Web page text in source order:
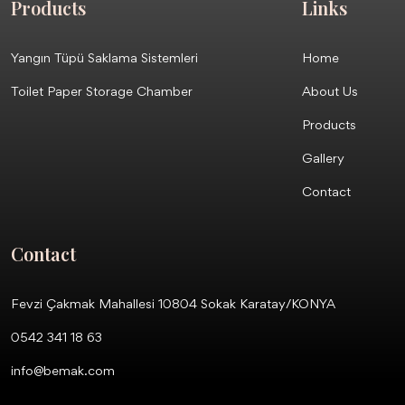
Products
Yangın Tüpü Saklama Sistemleri
Toilet Paper Storage Chamber
Links
Home
About Us
Products
Gallery
Contact
Contact
Fevzi Çakmak Mahallesi 10804 Sokak Karatay/KONYA
0542 341 18 63
info@bemak.com